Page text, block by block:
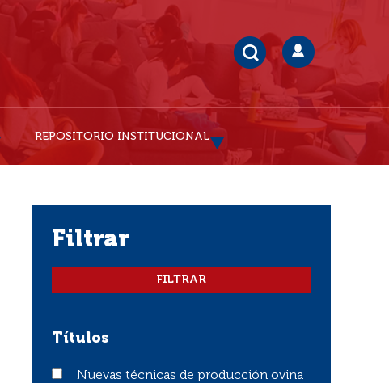
REPOSITORIO INSTITUCIONAL
filtrar
Títulos
Nuevas técnicas de producción ovina
Nuevas técnicas de producción ovina